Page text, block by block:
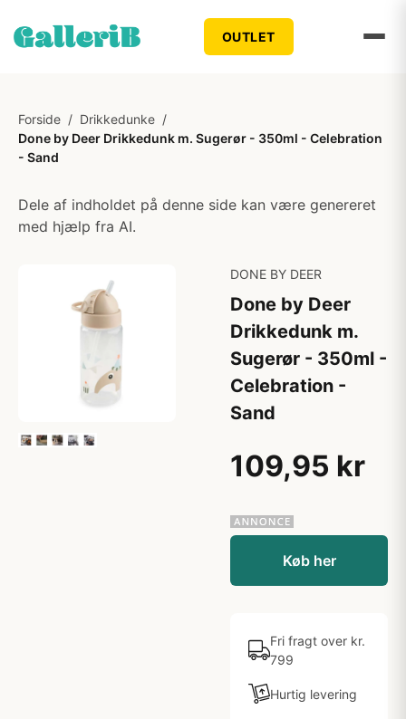
OUTLET
Forside / Drikkedunke /
Done by Deer Drikkedunk m. Sugerør - 350ml - Celebration
- Sand
Dele af indholdet på denne side kan være genereret
med hjælp fra AI.
DONE BY DEER
Done by Deer
Drikkedunk m.
Sugerør - 350ml -
Celebration -
Sand
109,95 kr
Køb her
Fri fragt over kr.
799
Hurtig levering